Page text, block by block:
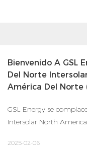
Bienvenido A GSL
Del Norte
América Del Norte
GSL Energy se
Intersolar North America
2025-02-06